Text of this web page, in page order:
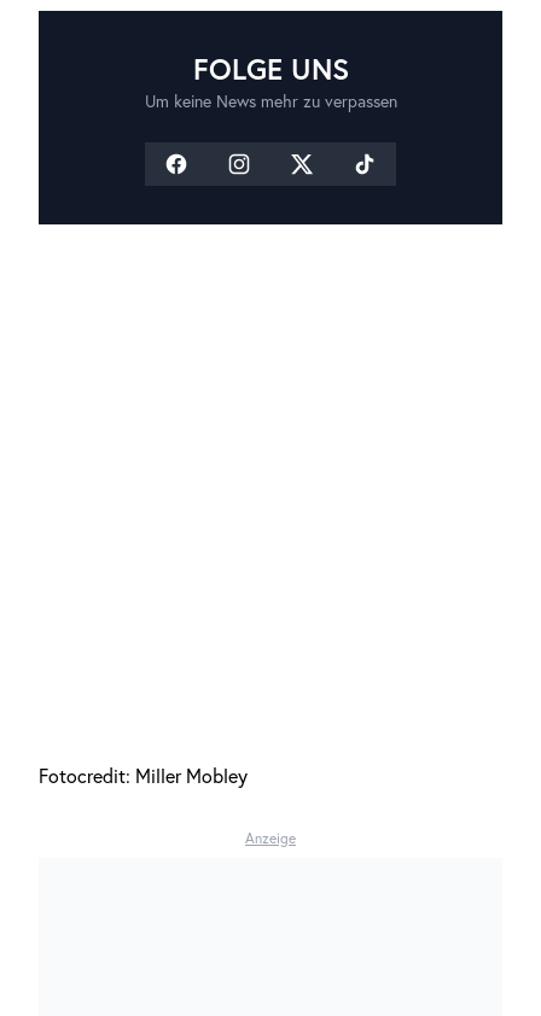
FOLGE UNS
Um keine News mehr zu verpassen
Fotocredit: Miller Mobley
Anzeige